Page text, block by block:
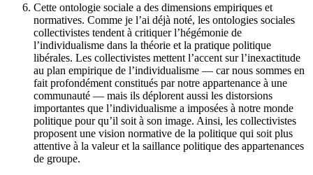
Cette ontologie sociale a des dimensions empiriques et
normatives. Comme je l’ai déjà noté, les ontologies sociales
collectivistes tendent à critiquer l’hégémonie de
l’individualisme dans la théorie et la pratique politique
libérales. Les collectivistes mettent l’accent sur l’inexactitude
au plan empirique de l’individualisme — car nous sommes en
fait profondément constitués par notre appartenance à une
communauté — mais ils déplorent aussi les distorsions
importantes que l’individualisme a imposées à notre monde
politique pour qu’il soit à son image. Ainsi, les collectivistes
proposent une vision normative de la politique qui soit plus
attentive à la valeur et la saillance politique des appartenances
de groupe.